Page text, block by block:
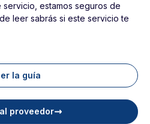
estamos seguros de
leer sabrás si este servicio te
la guía
proveedor